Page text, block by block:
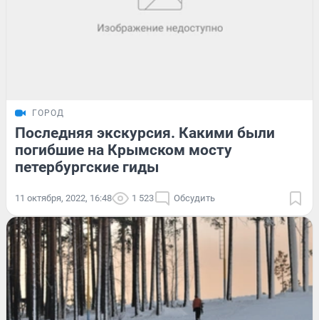
ГОРОД
Последняя экскурсия. Какими были
погибшие на Крымском мосту
петербургские гиды
11 октября, 2022, 16:48 1 523 Обсудить